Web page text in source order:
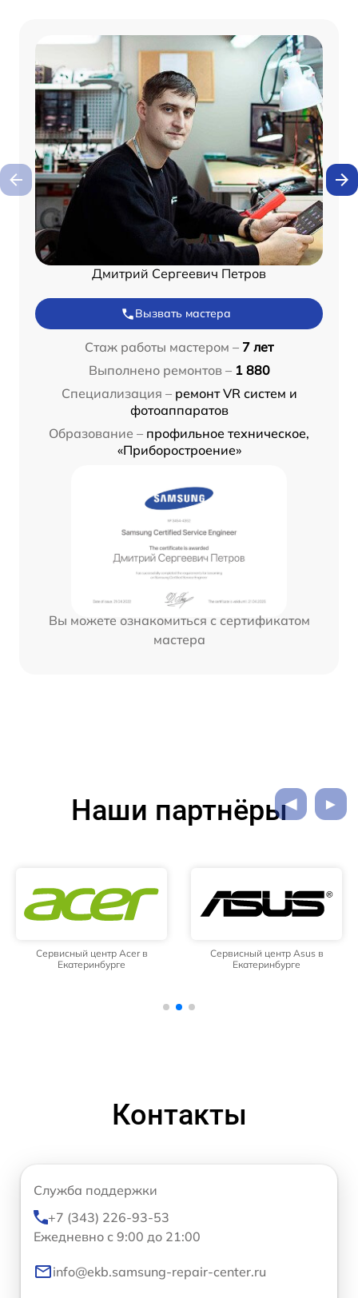
Дмитрий Сергеевич Петров
Вызвать мастера
Стаж работы мастером – 7 лет
Выполнено ремонтов – 1 880
Специализация – ремонт VR систем и
фотоаппаратов
Образование – профильное техническое,
«Приборостроение»
Вы можете ознакомиться с сертификатом
мастера
Наши партнёры
Сервисный центр Acer в
Екатеринбурге
Сервисный центр Asus в
Екатеринбурге
Контакты
Служба поддержки
+7 (343) 226-93-53
Ежедневно с 9:00 до 21:00
info@ekb.samsung-repair-center.ru